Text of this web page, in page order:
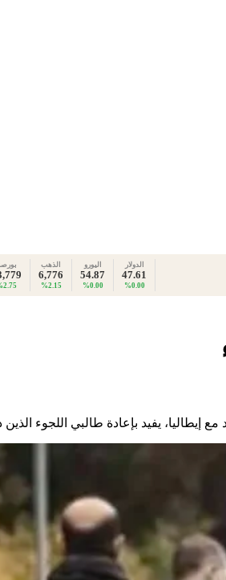
الدولار
47.61
%0.00
اليورو
54.87
%0.00
الذهب
6,776
%2.15
يفيد بإعادة طالبي اللجوء الذين